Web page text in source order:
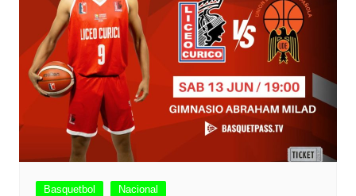
Basquetbol Nacional